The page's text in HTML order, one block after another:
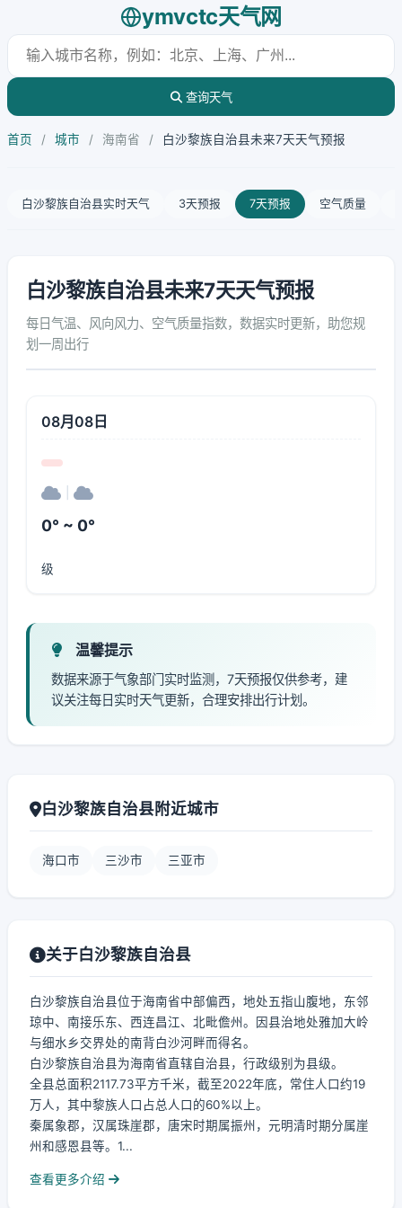
ymvctc天气网
查询天气
首页 / 城市 / 海南省 / 白沙黎族自治县未来7天天气预报
白沙黎族自治县实时天气 3天预报 7天预报 空气质量
白沙黎族自治县未来7天天气预报
每日气温、风向风力、空气质量指数，数据实时更新，助您规
划一周出行
08月08日
0° ~ 0°
级
温馨提示
数据来源于气象部门实时监测，7天预报仅供参考，建
议关注每日实时天气更新，合理安排出行计划。
白沙黎族自治县附近城市
海口市 三沙市 三亚市
关于白沙黎族自治县
白沙黎族自治县位于海南省中部偏西，地处五指山腹地，东邻
琼中、南接乐东、西连昌江、北毗儋州。因县治地处雅加大岭
与细水乡交界处的南背白沙河畔而得名。
白沙黎族自治县为海南省直辖自治县，行政级别为县级。
全县总面积2117.73平方千米，截至2022年底，常住人口约19
万人，其中黎族人口占总人口的60%以上。
秦属象郡，汉属珠崖郡，唐宋时期属振州，元明清时期分属崖
州和感恩县等。1...
查看更多介绍